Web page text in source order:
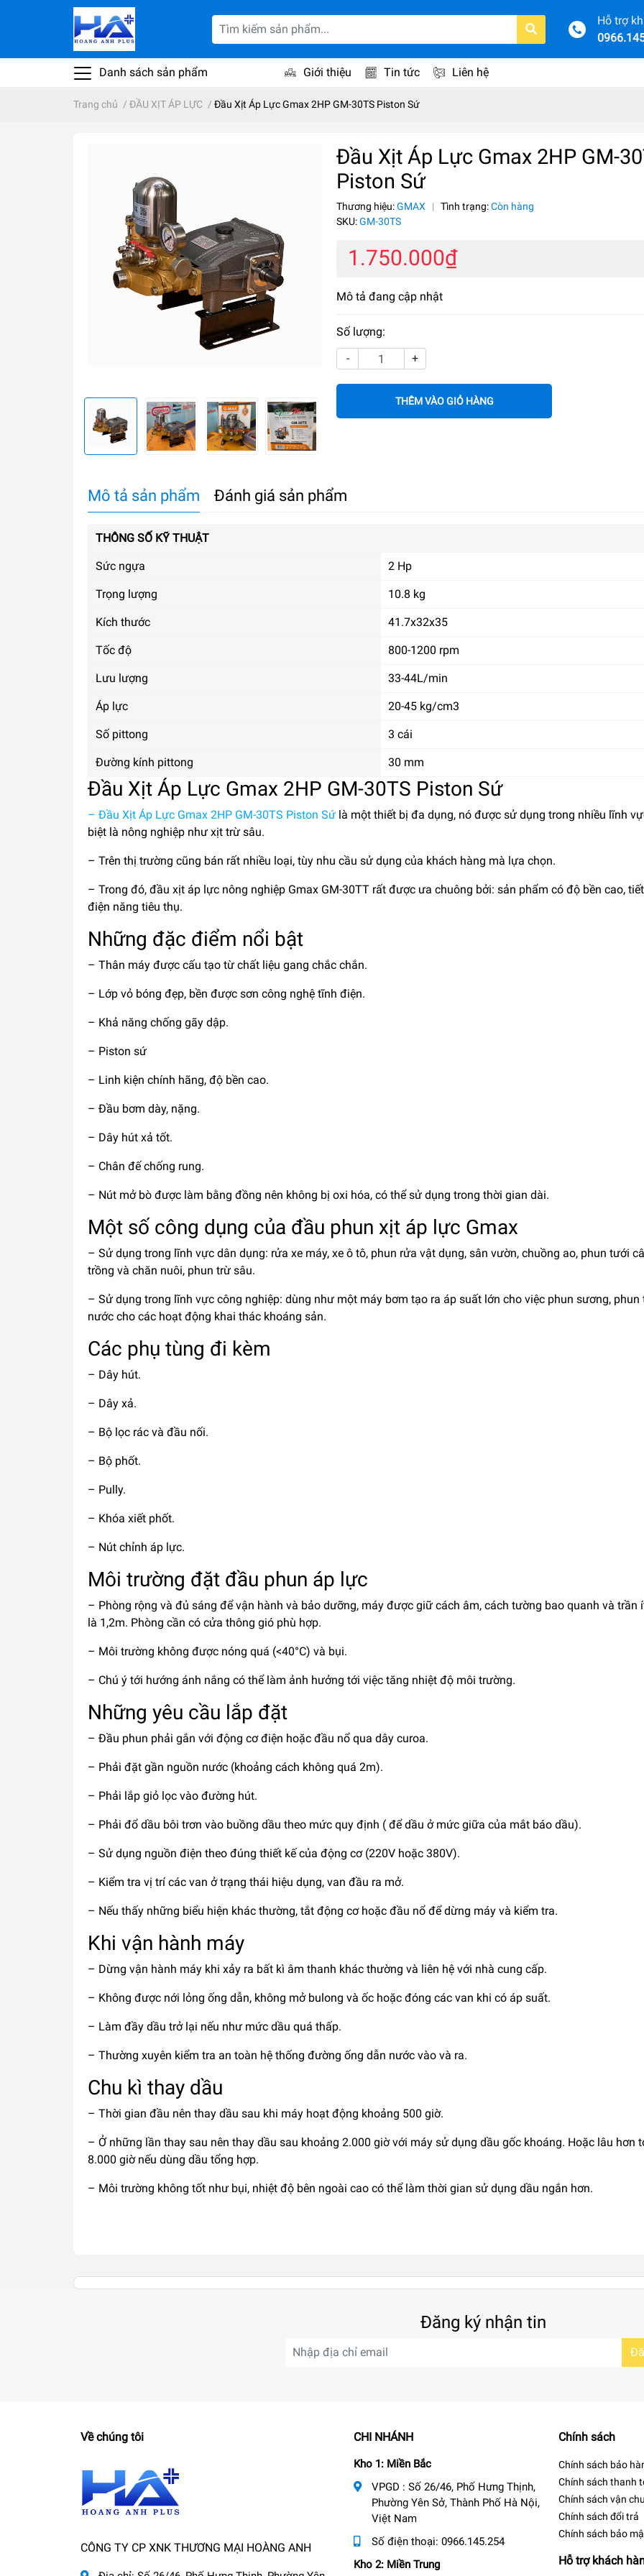
Hỗ trợ
Danh sách sản phẩm Giới thiệu Tin tức Liên hệ
Trang chủ / ĐẦU XỊT ÁP LỰC / Đầu Xịt Áp Lực Gmax 2HP GM-30TS Piston Sứ
Đầu Xịt Áp Lực Gmax 2HP GM-
Piston Sứ
Thương hiệu:GMAX | Tình trạng:Còn hàng
SKU:GM-30TS
1.750.000₫
Mô tả đang cập nhật
Số lượng:
-
+
THÊM VÀO GIỎ HÀNG
Mô tả sản phẩm Đánh giá sản phẩm
THÔNG SỐ KỸ THUẬT
Sức ngựa 2 Hp
Trọng lượng 10.8 kg
Kích thước 41.7x32x35
Tốc độ 800-1200 rpm
Lưu lượng 33-44L/min
Áp lực 20-45 kg/cm3
Số pittong 3 cái
Đường kính pittong 30 mm
Đầu Xịt Áp Lực Gmax 2HP GM-30TS Piston Sứ
– Đầu Xịt Áp Lực Gmax 2HP GM-30TS Piston Sứ là một thiết bị đa dụng, nó được sử dụng trong nhiều lĩnh
biệt là nông nghiệp như xịt trừ sâu.
– Trên thị trường cũng bán rất nhiều loại, tùy nhu cầu sử dụng của khách hàng mà lựa chọn.
– Trong đó, đầu xịt áp lực nông nghiệp Gmax GM-30TT rất được ưa chuông bởi: sản phẩm có độ bền cao,
điện năng tiêu thụ.
Những đặc điểm nổi bật
– Thân máy được cấu tạo từ chất liệu gang chắc chắn.
– Lớp vỏ bóng đẹp, bền được sơn công nghệ tĩnh điện.
– Khả năng chống gãy dập.
– Piston sứ
– Linh kiện chính hãng, độ bền cao.
– Đầu bơm dày, nặng.
– Dây hút xả tốt.
– Chân đế chống rung.
– Nút mở bò được làm bằng đồng nên không bị oxi hóa, có thể sử dụng trong thời gian dài.
Một số công dụng của đầu phun xịt áp lực Gmax
– Sử dụng trong lĩnh vực dân dụng: rửa xe máy, xe ô tô, phun rửa vật dụng, sân vườn, chuồng ao, phun tưới
trồng và chăn nuôi, phun trừ sâu.
– Sử dụng trong lĩnh vực công nghiệp: dùng như một máy bơm tạo ra áp suất lớn cho việc phun sương, phun
nước cho các hoạt động khai thác khoáng sản.
Các phụ tùng đi kèm
– Dây hút.
– Dây xả.
– Bộ lọc rác và đầu nối.
– Bộ phốt.
– Pully.
– Khóa xiết phốt.
– Nút chỉnh áp lực.
Môi trường đặt đầu phun áp lực
– Phòng rộng và đủ sáng để vận hành và bảo dưỡng, máy được giữ cách âm, cách tường bao quanh và trần
là 1,2m. Phòng cần có cửa thông gió phù hợp.
– Môi trường không được nóng quá (<40°C) và bụi.
– Chú ý tới hướng ánh nắng có thể làm ảnh hưởng tới việc tăng nhiệt độ môi trường.
Những yêu cầu lắp đặt
– Đầu phun phải gắn với động cơ điện hoặc đầu nổ qua dây curoa.
– Phải đặt gần nguồn nước (khoảng cách không quá 2m).
– Phải lắp giỏ lọc vào đường hút.
– Phải đổ dầu bôi trơn vào buồng dầu theo mức quy định ( để dầu ở mức giữa của mắt báo dầu).
– Sử dụng nguồn điện theo đúng thiết kế của động cơ (220V hoặc 380V).
– Kiểm tra vị trí các van ở trạng thái hiệu dụng, van đầu ra mở.
– Nếu thấy những biểu hiện khác thường, tắt động cơ hoặc đầu nổ để dừng máy và kiểm tra.
Khi vận hành máy
– Dừng vận hành máy khi xảy ra bất kì âm thanh khác thường và liên hệ với nhà cung cấp.
– Không được nới lỏng ống dẫn, không mở bulong và ốc hoặc đóng các van khi có áp suất.
– Làm đầy dầu trở lại nếu như mức dầu quá thấp.
– Thường xuyên kiểm tra an toàn hệ thống đường ống dẫn nước vào và ra.
Chu kì thay dầu
– Thời gian đầu nên thay dầu sau khi máy hoạt động khoảng 500 giờ.
– Ở những lần thay sau nên thay dầu sau khoảng 2.000 giờ với máy sử dụng dầu gốc khoáng. Hoặc lâu hơn
8.000 giờ nếu dùng dầu tổng hợp.
– Môi trường không tốt như bụi, nhiệt độ bên ngoài cao có thể làm thời gian sử dụng dầu ngắn hơn.
Đăng ký nhận tin
Về chúng tôi
CÔNG TY CP XNK THƯƠNG MẠI HOÀNG ANH
CHI NHÁNH
Kho 1: Miền Bắc
VPGD : Số 26/46, Phố Hưng Thịnh,
Phường Yên Sở, Thành Phố Hà Nội,
Việt Nam
Số điện thoại: 0966.145.254
Kho 2: Miền Trung
Chính sách
Chính sách bảo
Chính sách thanh
Chính sách vận
Chính sách đổi trả
Chính sách bảo
Hỗ trợ khách